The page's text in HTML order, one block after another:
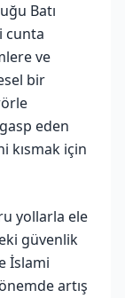
Batı
cunta
ve
bir
eden
kısmak için
yollarla ele
güvenlik
İslami
artış